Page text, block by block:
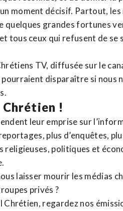
moment décisif. Partout,
quelques grandes fortunes
tous ceux qui refusent de
TV, diffusée sur le
disparaître si nous
!
leur emprise sur
plus d’enquêtes,
politiques et
laisser mourir les médias
privés ?
Chrétien, regardez nos